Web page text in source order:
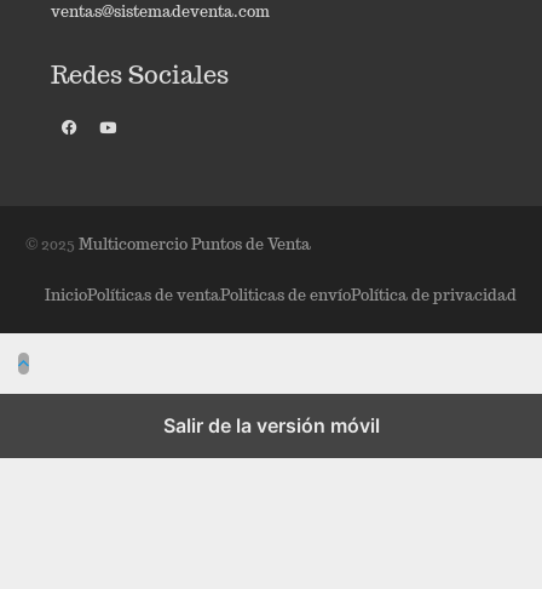
ventas@sistemadeventa.com
Redes Sociales
© 2025 Multicomercio Puntos de Venta
InicioPolíticas de ventaPoliticas de envíoPolítica de privacidad
Salir de la versión móvil